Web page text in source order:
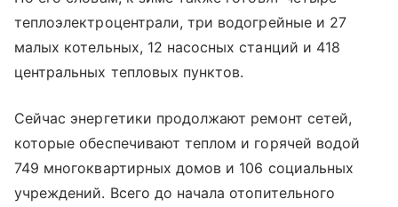
теплоэлектроцентрали, три водогрейные и 27
малых котельных, 12 насосных станций и 418
центральных тепловых пунктов.
Сейчас энергетики продолжают ремонт сетей,
которые обеспечивают теплом и горячей водой
749 многоквартирных домов и 106 социальных
учреждений. Всего до начала отопительного